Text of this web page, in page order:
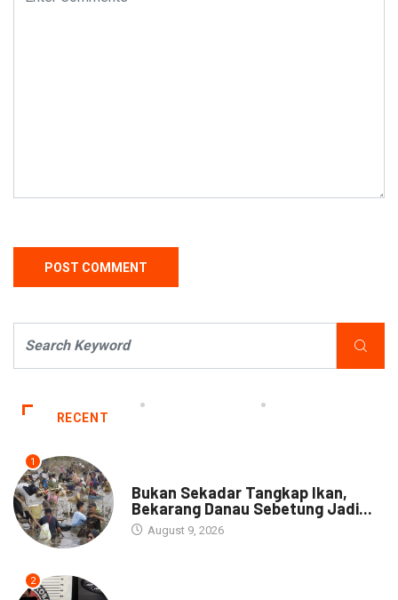
RECENT
1
Bukan Sekadar Tangkap Ikan,
Bekarang Danau Sebetung Jadi...
August 9, 2026
2